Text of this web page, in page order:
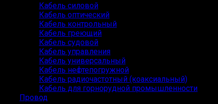
Кабель силовой
Кабель оптический
Кабель контрольный
Кабель греющий
Кабель судовой
Кабель управления
Кабель универсальный
Кабель нефтепогружной
Кабель радиочастотный (коаксиальный)
Кабель для горнорудной промышленности
Провод